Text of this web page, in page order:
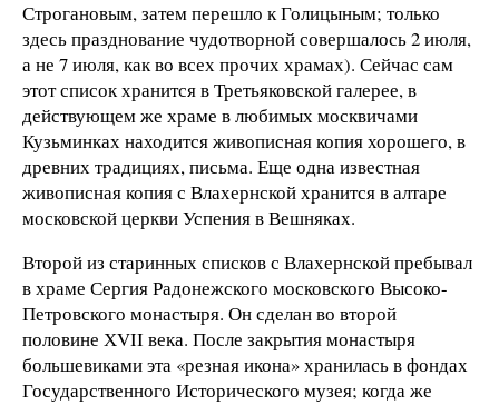
Строгановым, затем перешло к Голицыным; только
здесь празднование чудотворной совершалось 2 июля,
а не 7 июля, как во всех прочих храмах). Сейчас сам
этот список хранится в Третьяковской галерее, в
действующем же храме в любимых москвичами
Кузьминках находится живописная копия хорошего, в
древних традициях, письма. Еще одна известная
живописная копия с Влахернской хранится в алтаре
московской церкви Успения в Вешняках.
Второй из старинных списков с Влахернской пребывал
в храме Сергия Радонежского московского Высоко-
Петровского монастыря. Он сделан во второй
половине ХVII века. После закрытия монастыря
большевиками эта «резная икона» хранилась в фондах
Государственного Исторического музея; когда же